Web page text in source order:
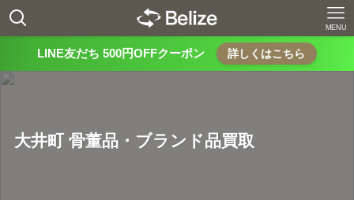
MENU
LINE友だち 500円OFFクーポン 詳しくはこちら
大井町 骨董品・ブランド品買取